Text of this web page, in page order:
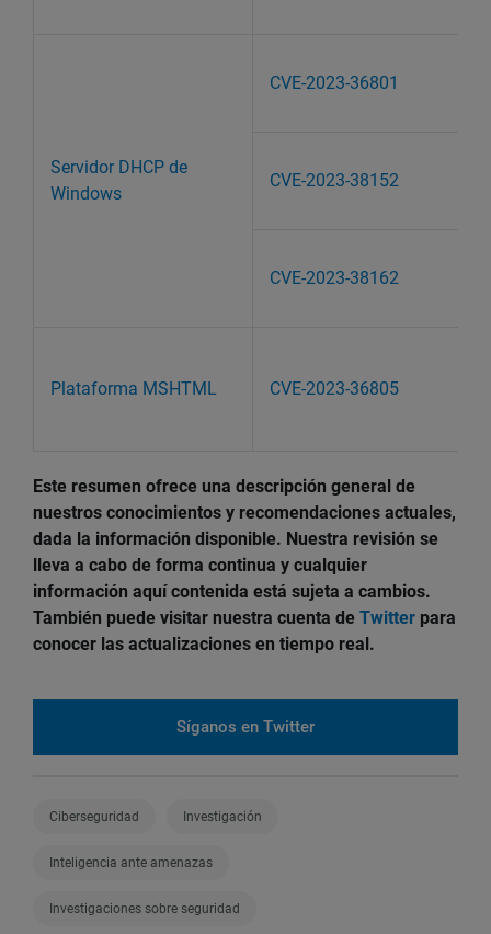
Servidor DHCP de
Windows
CVE-2023-36801
CVE-2023-38152
CVE-2023-38162
Plataforma MSHTML CVE-2023-36805
Este resumen ofrece una descripción general de
nuestros conocimientos y recomendaciones actuales,
dada la información disponible. Nuestra revisión se
lleva a cabo de forma continua y cualquier
información aquí contenida está sujeta a cambios.
También puede visitar nuestra cuenta de Twitter para
conocer las actualizaciones en tiempo real.
Síganos en Twitter
Ciberseguridad Investigación
Inteligencia ante amenazas
Investigaciones sobre seguridad